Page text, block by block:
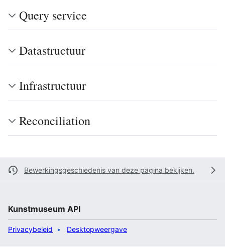
Query service
Datastructuur
Infrastructuur
Reconciliation
Bewerkingsgeschiedenis van deze pagina bekijken.
Kunstmuseum API
Privacybeleid Desktopweergave